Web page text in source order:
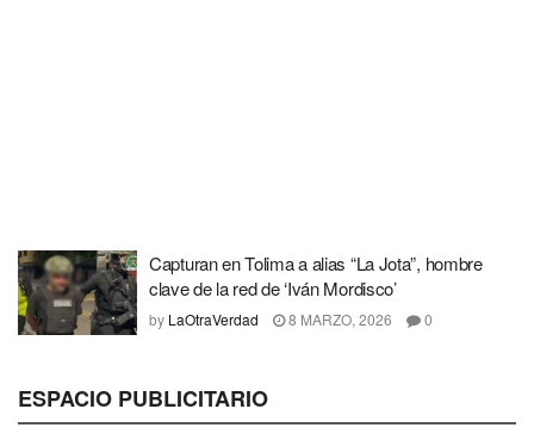
Capturan en Tolima a alias “La Jota”, hombre
clave de la red de ‘Iván Mordisco’
by LaOtraVerdad 8 MARZO, 2026 0
ESPACIO PUBLICITARIO